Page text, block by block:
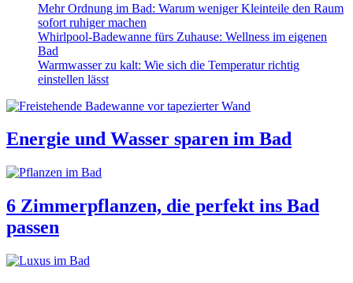
Mehr Ordnung im Bad: Warum weniger Kleinteile den Raum
sofort ruhiger machen
Whirlpool-Badewanne fürs Zuhause: Wellness im eigenen
Bad
Warmwasser zu kalt: Wie sich die Temperatur richtig
einstellen lässt
Energie und Wasser sparen im Bad
6 Zimmerpflanzen, die perfekt ins Bad
passen